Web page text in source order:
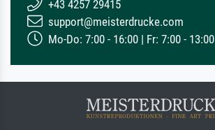
+43 4257 29415
support@meisterdrucke.com
Mo-Do: 7:00 - 16:00 | Fr: 7:00 - 13:00